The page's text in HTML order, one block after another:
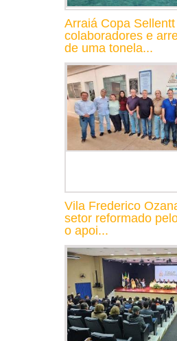
Arraiá Copa
colaboradores e
de uma tonela...
Vila Frederico
setor reformado
o apoi...